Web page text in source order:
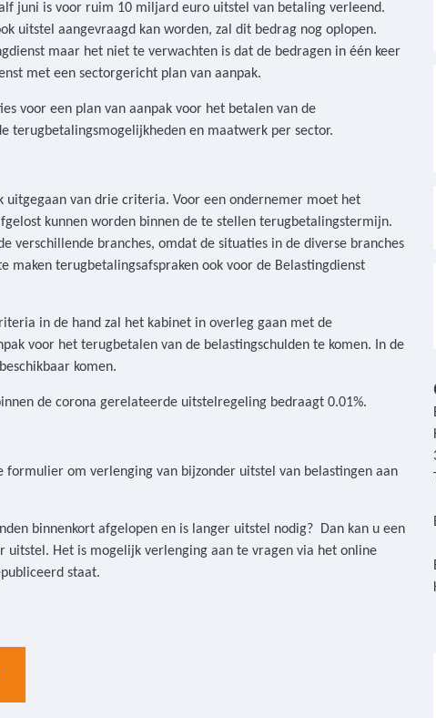
juni is voor ruim 10 miljard euro uitstel van betaling verleend.
uitstel aangevraagd kan worden, zal dit bedrag nog oplopen.
maar het niet te verwachten is dat de bedragen in één keer
met een sectorgericht plan van aanpak.
voor een plan van aanpak voor het betalen van de
terugbetalingsmogelijkheden en maatwerk per sector.
uitgegaan van drie criteria. Voor een ondernemer moet het
kunnen worden binnen de te stellen terugbetalingstermijn.
verschillende branches, omdat de situaties in de diverse branches
maken terugbetalingsafspraken ook voor de Belastingdienst
in de hand zal het kabinet in overleg gaan met de
voor het terugbetalen van de belastingschulden te komen. In de
komen.
de corona gerelateerde uitstelregeling bedraagt 0.01%.
formulier om verlenging van bijzonder uitstel van belastingen aan
binnenkort afgelopen en is langer uitstel nodig? Dan kan u een
uitstel. Het is mogelijk verlenging aan te vragen via het online
staat.